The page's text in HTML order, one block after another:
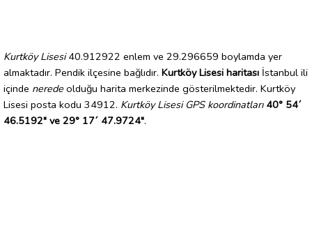
Kurtköy Lisesi40.912922 enlem ve 29.296659 boylamda yer
almaktadır. Pendik ilçesine bağlıdır. Kurtköy Lisesi haritası İstanbul ili
içinde nerede olduğu harita merkezinde gösterilmektedir. Kurtköy
Lisesi posta kodu 34912. Kurtköy Lisesi GPS koordinatları 40° 54´
46.5192" ve 29° 17´ 47.9724".